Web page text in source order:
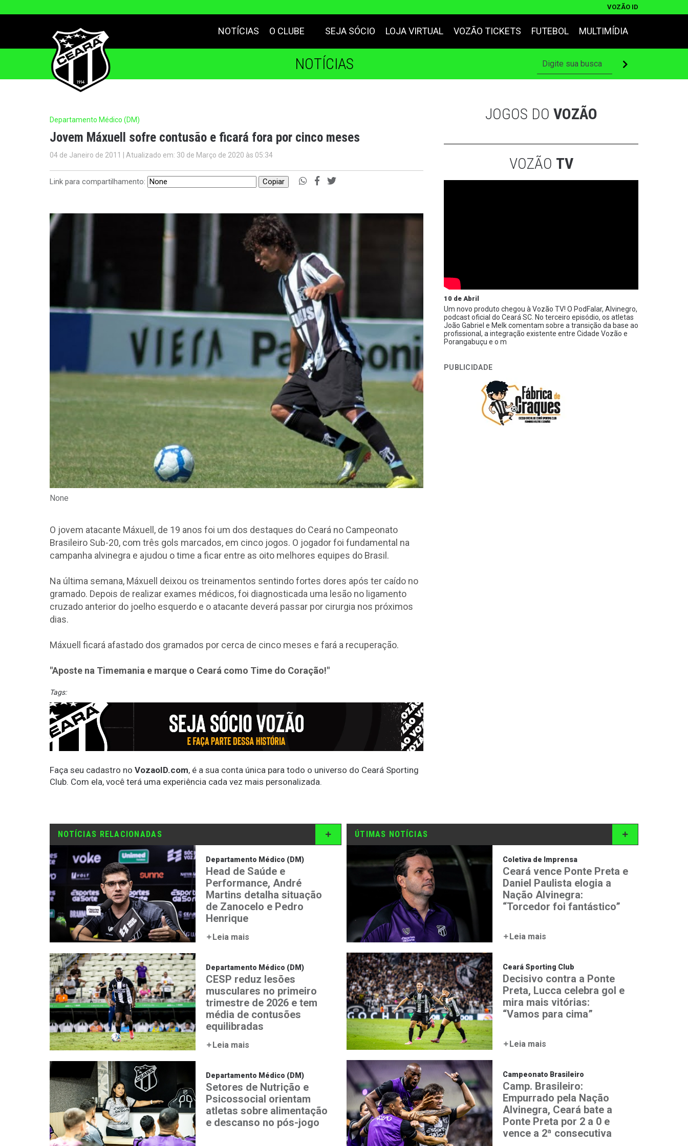
VOZÃO ID
NOTÍCIAS O CLUBE SEJA SÓCIO LOJA VIRTUAL VOZÃO TICKETS FUTEBOL MULTIMÍDIA
NOTÍCIAS
Departamento Médico (DM)
Jovem Máxuell sofre contusão e ficará fora por cinco meses
04 de Janeiro de 2011 | Atualizado em: 30 de Março de 2020 às 05:34
Link para compartilhamento: Copiar
None
O jovem atacante Máxuell, de 19 anos foi um dos destaques do Ceará no Campeonato
Brasileiro Sub-20, com três gols marcados, em cinco jogos. O jogador foi fundamental na
campanha alvinegra e ajudou o time a ficar entre as oito melhores equipes do Brasil.
Na última semana, Máxuell deixou os treinamentos sentindo fortes dores após ter caído no
gramado. Depois de realizar exames médicos, foi diagnosticada uma lesão no ligamento
cruzado anterior do joelho esquerdo e o atacante deverá passar por cirurgia nos próximos
dias.
Máxuell ficará afastado dos gramados por cerca de cinco meses e fará a recuperação.
"Aposte na Timemania e marque o Ceará como Time do Coração!"
Tags:
Faça seu cadastro no VozaoID.com, é a sua conta única para todo o universo do Ceará Sporting
Club. Com ela, você terá uma experiência cada vez mais personalizada.
JOGOS DO VOZÃO
VOZÃO TV
10 de Abril
Um novo produto chegou à Vozão TV! O PodFalar, Alvinegro,
podcast oficial do Ceará SC. No terceiro episódio, os atletas
João Gabriel e Melk comentam sobre a transição da base ao
profissional, a integração existente entre Cidade Vozão e
Porangabuçu e o m
PUBLICIDADE
NOTÍCIAS RELACIONADAS
Departamento Médico (DM)
Head de Saúde e
Performance, André
Martins detalha situação
de Zanocelo e Pedro
Henrique
Leia mais
Departamento Médico (DM)
CESP reduz lesões
musculares no primeiro
trimestre de 2026 e tem
média de contusões
equilibradas
Leia mais
Departamento Médico (DM)
Setores de Nutrição e
Psicossocial orientam
atletas sobre alimentação
e descanso no pós-jogo
ÚTIMAS NOTÍCIAS
Coletiva de Imprensa
Ceará vence Ponte Preta e
Daniel Paulista elogia a
Nação Alvinegra:
“Torcedor foi fantástico”
Leia mais
Ceará Sporting Club
Decisivo contra a Ponte
Preta, Lucca celebra gol e
mira mais vitórias:
“Vamos para cima”
Leia mais
Campeonato Brasileiro
Camp. Brasileiro:
Empurrado pela Nação
Alvinegra, Ceará bate a
Ponte Preta por 2 a 0 e
vence a 2ª consecutiva